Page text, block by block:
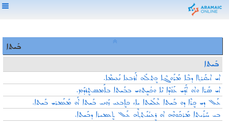
ܒܰܝܬܐ
ܒܰܝܬܐ
ܐܝ ܐܝܩܰܪܬ݂ܐ ܕܒܶܐ ܡܰܪܰܘܓܶܐ ܟܷܬܠܰܗ ܐܰܪܒܥܐ ܢܰܥܝܡܶܐ.
ܐܝ ܣܰܪܐ ܘܐܘ ܐܰܕܰܝ ܥܰܘܳܕܶܐ ܢܶܐ ܘܟܳܝܷܬܘܝ ܒܒܰܝܬܐ ܒܐܰܡܣܬܷܪܕܰܡ.
ܥܰܠ ܕܝ ܟܷܪܶܐ ܕܘ ܒܰܝܬܐ ܥܶܠܰܝܬܐ ܝܐ، ܟܐܷܒܥܝ ܙܰܘܢܝ ܒܰܝܬܐ ܐܰܘ ܡܰܥܰܡܪܝ ܒܰܝܬܐ.
ܒܝ ܚܰܪܰܝܬܐ ܡܰܪܟܰܘܘܶܗ ܐܘ ܪܷܥܝܳܢܰܬ݂ܬ݂ܶܗ ܥܰܠ ܬܷܥܡܝܪܐ ܕܒܰܝܬܐ.